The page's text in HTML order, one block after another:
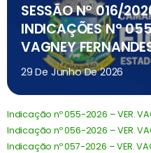
SESSÃO Nº 016/
INDICAÇÕES Nº
VAGNEY
29 De Junho De 2026
Indicação nº 055-2026 – VER.
Indicação nº 056-2026 – VER.
Indicação nº 057-2026 – VER.